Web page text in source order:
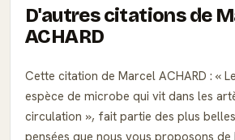
D'autres citations de
ACHARD
Cette citation de Marcel ACHARD :
espèce de microbe qui vit dans les
circulation
, fait partie des plus
pensées que nous vous proposons de